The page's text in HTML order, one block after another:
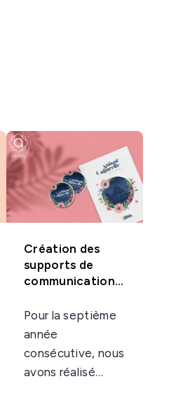
Création des
supports de
communication
Culturelle Nièvre
et Somme
Pour la septième
année
consécutive, nous
avons réalisé